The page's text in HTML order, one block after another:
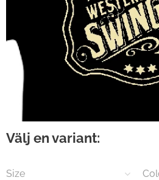
Välj en variant:
Size